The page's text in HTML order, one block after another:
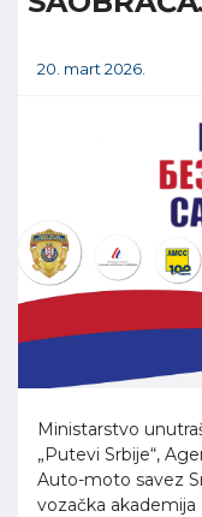
20. mart 2026.
Ministarstvo
„Putevi Srbije“,
Auto-moto savez
vozačka akademija